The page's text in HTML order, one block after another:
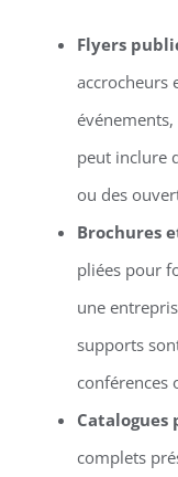
Flyers
accrocheurs
peut inclure
ou des
Brochures
pliées pour
une
supports
conférences
Catalogues
complets